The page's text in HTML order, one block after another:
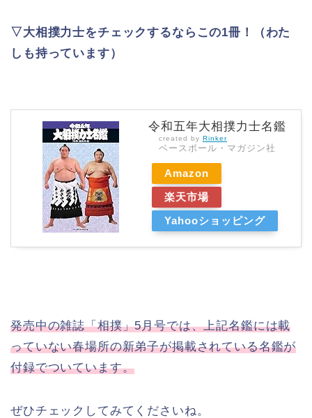
▽大相撲力士をチェックするならこの1冊！（わた
しも持っています）
令和五年大相撲力士名鑑
created by Rinker
ベースボール・マガジン社
Amazon
楽天市場
Yahooショッピング
発売中の雑誌「相撲」5月号では、上記名鑑には載
っていない春場所の新弟子が掲載されている名鑑が
付録でついています。
ぜひチェックしてみてくださいね。